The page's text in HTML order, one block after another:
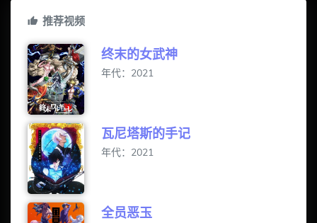
推荐视频
终末的女武神
年代：2021
瓦尼塔斯的手记
年代：2021
全员恶玉